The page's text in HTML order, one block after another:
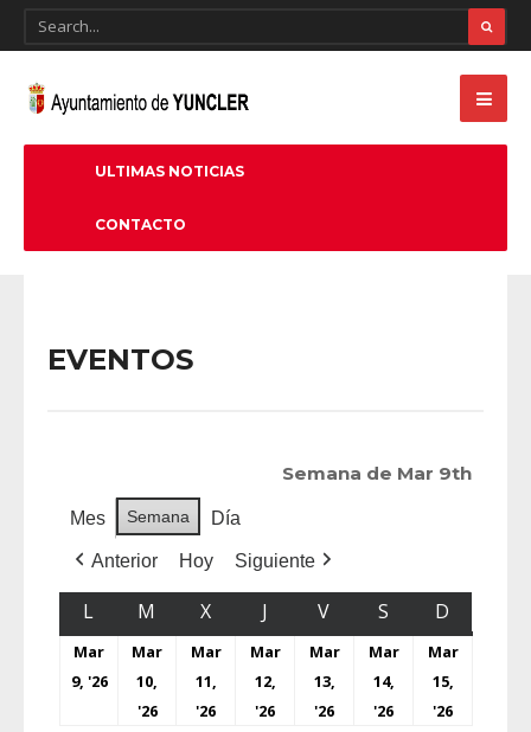
ULTIMAS NOTICIAS
CONTACTO
EVENTOS
Semana de Mar 9th
Mes Semana Día
Anterior Hoy Siguiente
L M X J V S D
Mar
9, '26
Mar
10,
'26
Mar
11,
'26
Mar
12,
'26
Mar
13,
'26
Mar
14,
'26
Mar
15,
'26